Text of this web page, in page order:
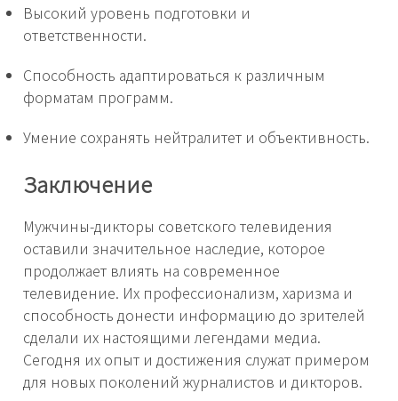
Высокий уровень подготовки и
ответственности.
Способность адаптироваться к различным
форматам программ.
Умение сохранять нейтралитет и объективность.
Заключение
Мужчины-дикторы советского телевидения
оставили значительное наследие, которое
продолжает влиять на современное
телевидение. Их профессионализм, харизма и
способность донести информацию до зрителей
сделали их настоящими легендами медиа.
Сегодня их опыт и достижения служат примером
для новых поколений журналистов и дикторов.